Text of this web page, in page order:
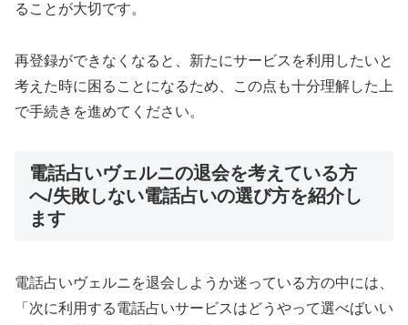
ることが大切です。
再登録ができなくなると、新たにサービスを利用したいと
考えた時に困ることになるため、この点も十分理解した上
で手続きを進めてください。
電話占いヴェルニの退会を考えている方
へ/失敗しない電話占いの選び方を紹介し
ます
電話占いヴェルニを退会しようか迷っている方の中には、
「次に利用する電話占いサービスはどうやって選べばいい